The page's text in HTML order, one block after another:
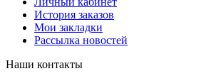
История заказов
Мои закладки
Рассылка новостей
Наши контакты